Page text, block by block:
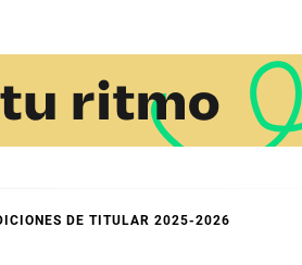
DE TITULAR 2025-2026